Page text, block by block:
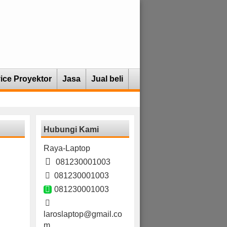
Proyektor Jasa Jual beli
Hubungi Kami
Raya-Laptop
081230001003
081230001003
081230001003
laroslaptop@gmail.co
m